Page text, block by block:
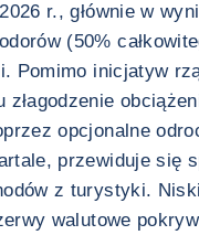
r., głównie w
(50%
Pomimo inicjatyw
złagodzenie
opcjonalne
przewiduje się
z turystyki.
walutowe